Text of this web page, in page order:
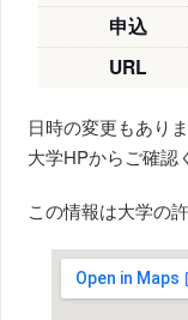
申込
URL
日時の変更もあり
大学HPからご確認
この情報は大学の